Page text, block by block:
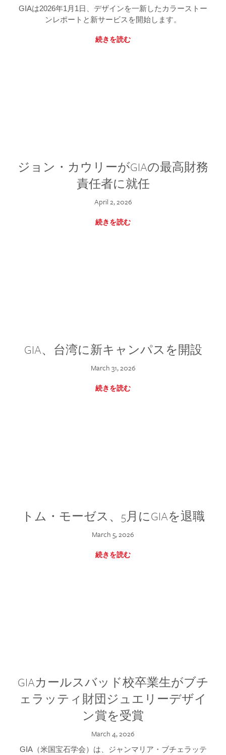
GIAは2026年1月1日、デザインを一新したカラーストー
ンレポートと新サービスを開始します。
続きを読む
ジョン・カウリーがGIAの最高財務
責任者に就任
April 2, 2026
続きを読む
GIA、台湾に新キャンパスを開設
March 31, 2026
続きを読む
トム・モーゼス、5月にGIAを退職
March 5, 2026
続きを読む
GIAカールスバッド校卒業生がブチ
ェラッティ財団ジュエリーデザイ
ン賞を受賞
March 4, 2026
GIA（米国宝石学会）は、ジャンマリア・ブチェラッテ